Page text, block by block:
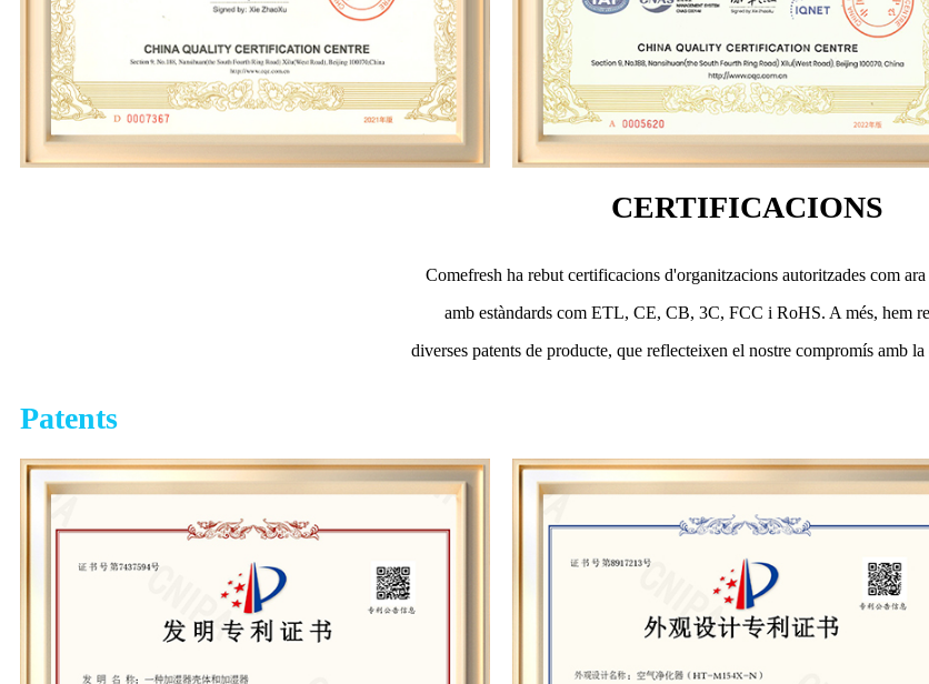
CERTIFICACIONS
Comefresh ha rebut certificacions d'organitzacions autoritzades com
amb estàndards com ETL, CE, CB, 3C, FCC i RoHS. A més, hem
diverses patents de producte, que reflecteixen el nostre compromís amb
Patents